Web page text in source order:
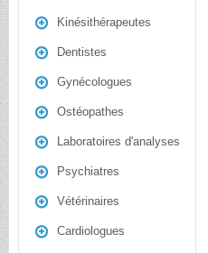
Kinésithérapeutes
Dentistes
Gynécologues
Ostéopathes
Laboratoires d'analyses
Psychiatres
Vétérinaires
Cardiologues